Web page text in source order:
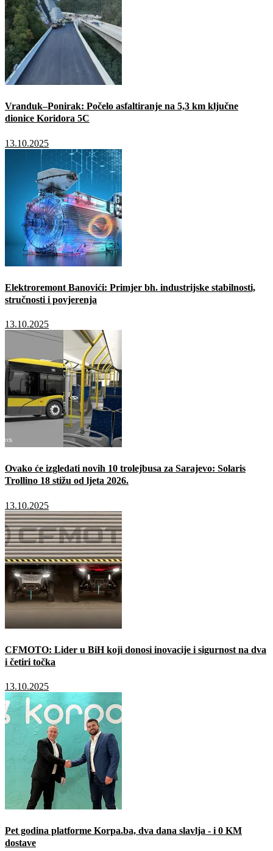
Vranduk–Ponirak: Počelo asfaltiranje na 5,3 km ključne
dionice Koridora 5C
13.10.2025
Elektroremont Banovići: Primjer bh. industrijske stabilnosti,
stručnosti i povjerenja
13.10.2025
Ovako će izgledati novih 10 trolejbusa za Sarajevo: Solaris
Trollino 18 stižu od ljeta 2026.
13.10.2025
CFMOTO: Lider u BiH koji donosi inovacije i sigurnost na dva
i četiri točka
13.10.2025
Pet godina platforme Korpa.ba, dva dana slavlja - i 0 KM
dostave